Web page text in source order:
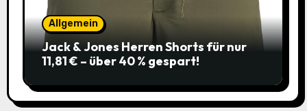
Allgemein
Jack & Jones Herren Shorts für nur
11,81 € – über 40 % gespart!